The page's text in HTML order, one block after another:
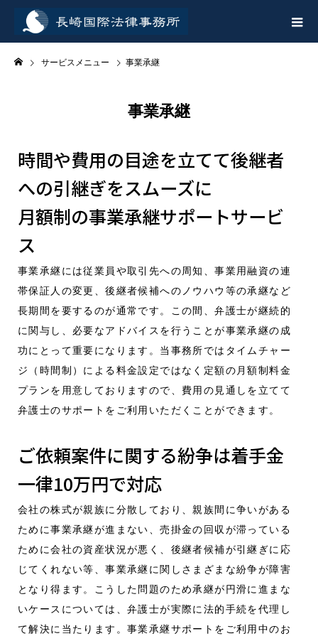
サービスメニュー 事業承継
事業承継
時間や費用の目途を立てて後継者
への引継ぎをスムーズに
月額制の事業承継サポートサービ
ス
事業承継には従業員や取引先への周知、事業用融資の連
帯保証人の変更、後継者候補へのノウハウ等の承継など
長期間を要するのが通常です。この間、弁護士が継続的
に関与し、必要なアドバイスを行うことが事業承継の成
功にとって重要になります。当事務所ではタイムチャー
ジ（時間制）による料金設定ではなく定額の月額制料金
プランを用意しておりますので、費用の見通しを立てて
弁護士のサポートをご利用いただくことができます。
ご依頼案件に関する紛争は着手金
一律10万円で対応
会社の株式が親族に分散しており、親族間に争いがある
ために事業承継が進まない、売掛金の回収が滞っている
ために会社の資産状況が悪く、後継者候補が引継ぎに応
じてくれない等、事業承継に関しさまざまな紛争が障害
となり得ます。こうした問題のため承継が円滑に進まな
いケースについては、弁護士が実際に法的手続を代理し
て解決に当たります。事業承継サポートをご利用中のお